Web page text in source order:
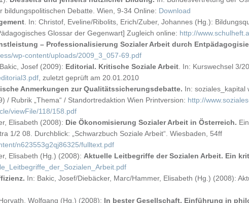
bildungspolitischen Debatte. Wien, 9-34 Online: Download
. In: Christof, Eveline/Ribolits, Erich/Zuber, Johannes (Hg.):
Glossar der Gegenwart] Zugleich online: http://
– Professionalisierung Sozialer Arbeit durch
wp-content/uploads/2009_3_057-69.pdf
Josef (2009): Editorial. Kritische Soziale Arbeit . In: Kurswechsel 3/
, zuletzt geprüft am 20.01.2010
Anmerkungen zur Qualitätssicherungsdebatte. In: soziales_kapital
/ Rubrik „Thema“ / Standortredaktion Wien Printversion: http://
viewFile/118/158.pdf
Elisabeth (2008): Die Ökonomisierung Sozialer Arbeit in Österreich.
1/2 08. Durchblick: „Schwarzbuch Soziale Arbeit“. Wiesbaden, 54ff
n623553g2qj86325/fulltext.pdf
Elisabeth (Hg.) (2008): Aktuelle Leitbegriffe der Sozialen Arbeit. Ein
In: Bakic, Josef/Diebäcker, Marc/Hammer, Elisabeth (Hg.) (2008):
Wolfgang (Hg.) (2008): In bester Gesellschaft. Einführung in